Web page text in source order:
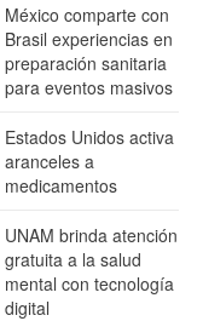
México comparte con
Brasil experiencias en
preparación sanitaria
para eventos masivos
Estados Unidos activa
aranceles a
medicamentos
UNAM brinda atención
gratuita a la salud
mental con tecnología
digital